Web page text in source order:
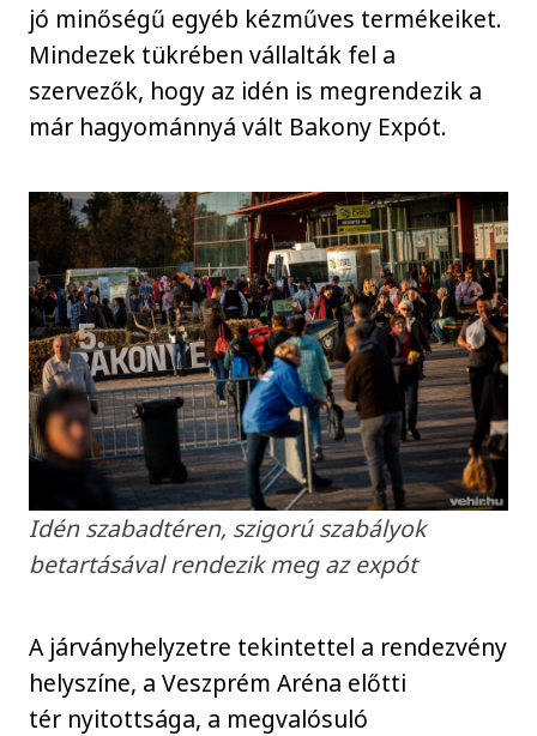
jó minőségű egyéb kézműves termékeiket.
Mindezek tükrében vállalták fel a
szervezők, hogy az idén is megrendezik a
már hagyománnyá vált Bakony Expót.
Idén szabadtéren, szigorú szabályok
betartásával rendezik meg az expót
A járványhelyzetre tekintettel a rendezvény
helyszíne, a Veszprém Aréna előtti
tér nyitottsága, a megvalósuló